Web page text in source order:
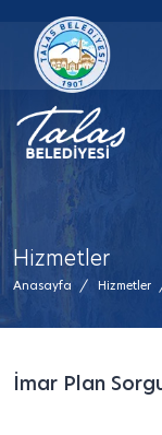
Hizmetler
Anasayfa / Hizmetler
İmar Plan